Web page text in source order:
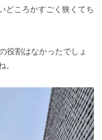
どころかすごく狭くてち
役割はなかったでしょ
。